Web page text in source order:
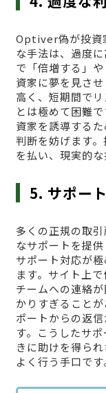
Optiver偽が投資
な手法は、過度
で「倍増する」
資家に夢を見さ
高く、短期間で
とは極めて困難
資家を誘導する
判断を妨げます
を払い、現実的
5. サポー
多くの正規の取
なサポートを提
サポート対応が
ます。サイト上
チームへの連絡
かりすぎること
ポートからの返
す。こうしたサ
きに助けを得ら
よく行う手口です